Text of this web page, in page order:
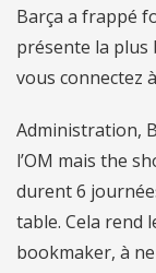
Barça a frappé
présente la plus
vous connectez
Administration,
l’OM mais the
durent 6
table. Cela rend
bookmaker, à